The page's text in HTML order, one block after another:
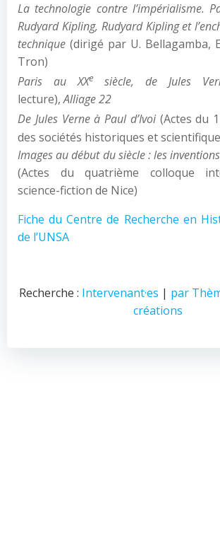
La technologie contre l’impérialisme.
Rudyard Kipling, Rudyard Kipling et
technique (dirigé par U. Bellagamba,
Tron)
Paris au XXesiècle, de Jules
lecture),Alliage22
De Jules Verne à Paul d’Ivoi(Actes du
des sociétés historiques et
Images au début du siècle : les
(Actes du quatrième colloque
science-fiction de Nice)
Fiche du Centre de Recherche en
de l’UNSA
Recherche : Intervenant·es | par
créations